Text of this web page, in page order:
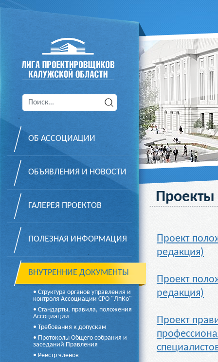
ОБ АССОЦИАЦИИ
ОБЪЯВЛЕНИЯ И НОВОСТИ
ГАЛЕРЕЯ ПРОЕКТОВ
ПОЛЕЗНАЯ ИНФОРМАЦИЯ
ВНУТРЕННИЕ ДОКУМЕНТЫ
• Структура органов управления и
контроля Ассоциации СРО "ЛпКо"
• Стандарты, правила, положения
Ассоциации
• Требования к допускам
• Протоколы Общего собрания и
заседаний Правления
• Реестр членов
Проекты
Проект
редакция)
Проект
редакция)
Проект